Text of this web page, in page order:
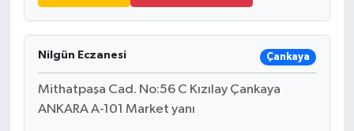
Nilgün Eczanesi Çankaya
Mithatpaşa Cad. No:56 C Kızılay Çankaya
ANKARA A-101 Market yanı